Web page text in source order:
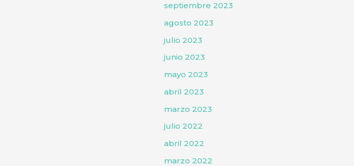
septiembre 2023
agosto 2023
julio 2023
junio 2023
mayo 2023
abril 2023
marzo 2023
julio 2022
abril 2022
marzo 2022